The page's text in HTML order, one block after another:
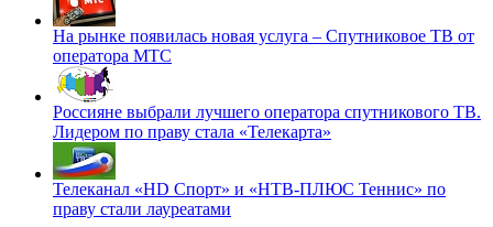
На рынке появилась новая услуга – Спутниковое ТВ от
оператора МТС
Россияне выбрали лучшего оператора спутникового ТВ.
Лидером по праву стала «Телекарта»
Телеканал «HD Спорт» и «НТВ-ПЛЮС Теннис» по
праву стали лауреатами